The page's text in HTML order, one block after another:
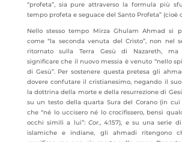
“profeta”, sia pure attraverso la formula più
tempo profeta e seguace del Santo Profeta” (cioè
Nello stesso tempo Mirza Ghulam Ahmad si
come “la seconda venuta del Cristo”, non nel
ritornato sulla Terra Gesù di Nazareth, ma
significare che il nuovo messia è venuto “nello
di Gesù”. Per sostenere questa pretesa gli
dovere confutare il cristianesimo, negando il
la dottrina della morte e della resurrezione di
su un testo della quarta Sura del Corano (in
che “né lo uccisero né lo crocifissero, bensì
occhi simili a lui”: Cor., 4:157), e su una serie
islamiche e indiane, gli ahmadi ritengono